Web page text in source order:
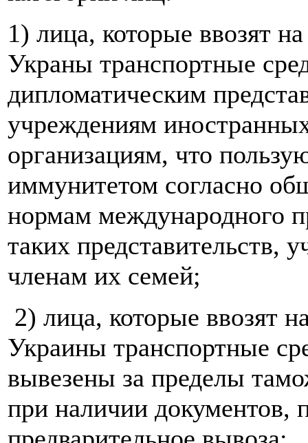
1) лица, которые ввозят
Украны транспортные
дипломатическим
учреждениям
организациям, что
иммунитетом согласно
нормам международного
таких представительств,
членам их семей;
2) лица, которые ввозят
Украины транспортные
вывезены за пределы
при наличии